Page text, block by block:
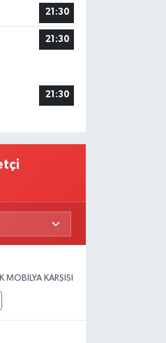
21:30
21:30
21:30
MOBİLYA KARŞISI